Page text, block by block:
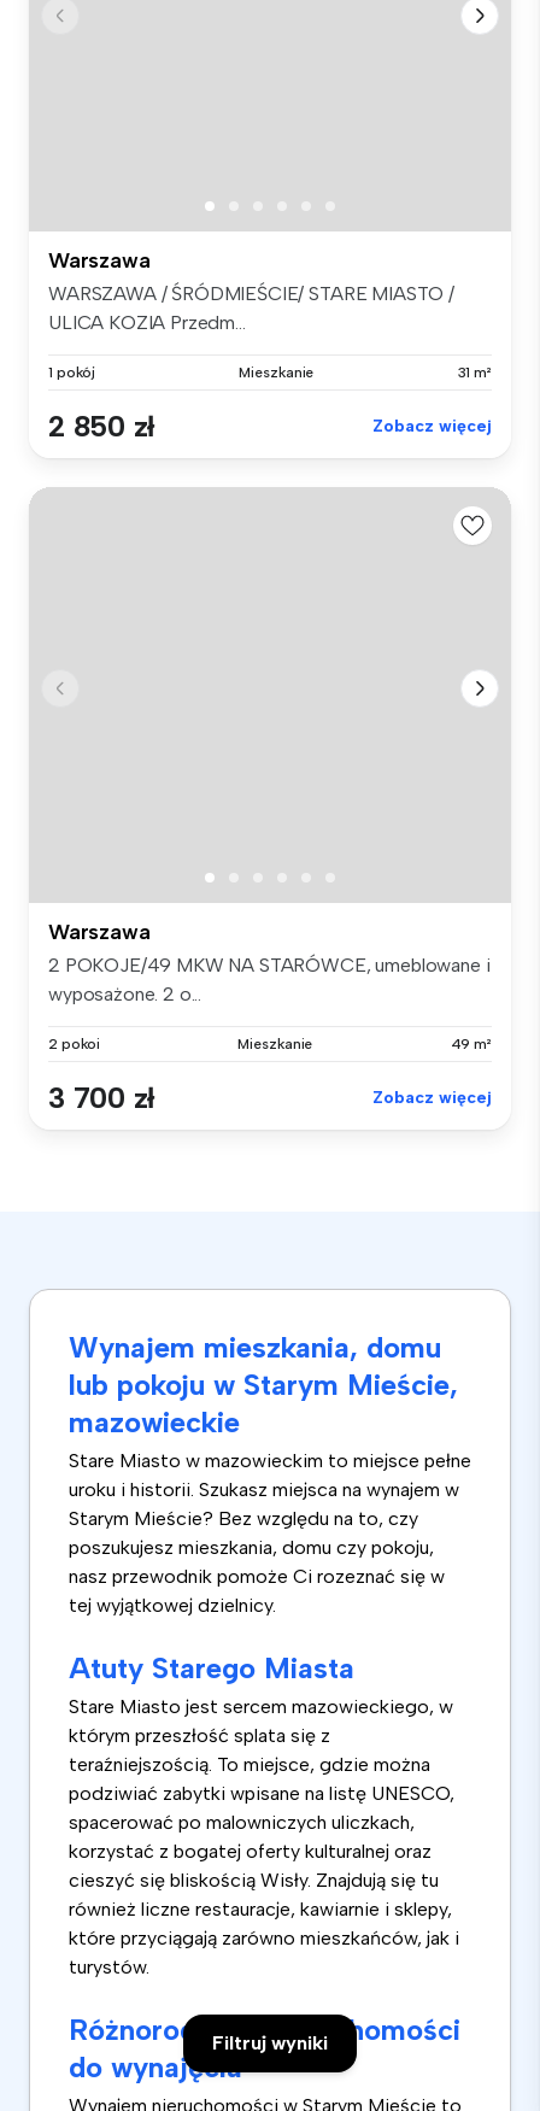
Filtruj wyniki
Warszawa
WARSZAWA / ŚRÓDMIEŚCIE/ STARE MIASTO /
ULICA KOZIA Przedm...
1 pokój Mieszkanie 31 m²
2 850 zł Zobacz więcej
Warszawa
2 POKOJE/49 MKW NA STARÓWCE, umeblowane i
wyposażone. 2 o...
2 pokoi Mieszkanie 49 m²
3 700 zł Zobacz więcej
Wynajem mieszkania, domu
lub pokoju w Starym Mieście,
mazowieckie
Stare Miasto w mazowieckim to miejsce pełne
uroku i historii. Szukasz miejsca na wynajem w
Starym Mieście? Bez względu na to, czy
poszukujesz mieszkania, domu czy pokoju,
nasz przewodnik pomoże Ci rozeznać się w
tej wyjątkowej dzielnicy.
Atuty Starego Miasta
Stare Miasto jest sercem mazowieckiego, w
którym przeszłość splata się z
teraźniejszością. To miejsce, gdzie można
podziwiać zabytki wpisane na listę UNESCO,
spacerować po malowniczych uliczkach,
korzystać z bogatej oferty kulturalnej oraz
cieszyć się bliskością Wisły. Znajdują się tu
również liczne restauracje, kawiarnie i sklepy,
które przyciągają zarówno mieszkańców, jak i
turystów.
Różnorodność nieruchomości
do wynajęcia
Wynajem nieruchomości w Starym Mieście to